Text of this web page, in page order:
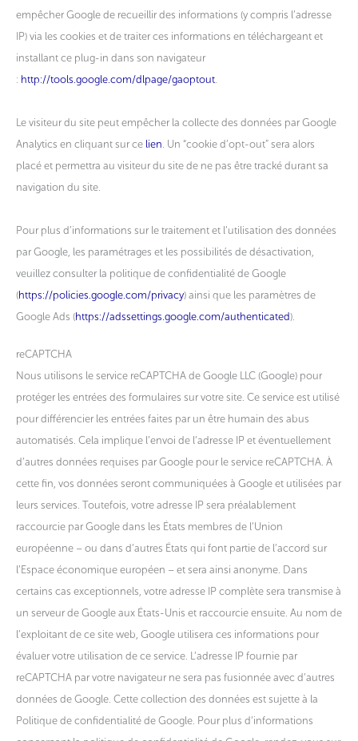
empêcher Google de recueillir des informations (y compris l’adresse
IP) via les cookies et de traiter ces informations en téléchargeant et
installant ce plug-in dans son navigateur
: http://tools.google.com/dlpage/gaoptout
Le visiteur du site peut empêcher la collecte des données par Google
Analytics en cliquant sur ce lien . Un “cookie d’opt-out” sera alors
placé et permettra au visiteur du site de ne pas être tracké durant sa
navigation du site.
Pour plus d’informations sur le traitement et l’utilisation des données
par Google, les paramétrages et les possibilités de désactivation,
veuillez consulter la politique de confidentialité de Google
(https://policies.google.com/privacy) ainsi que les paramètres de
Google Ads (https://adssettings.google.com/authenticated).
reCAPTCHA
Nous utilisons le service reCAPTCHA de Google LLC (Google) pour
protéger les entrées des formulaires sur votre site. Ce service est utilisé
pour différencier les entrées faites par un être humain des abus
automatisés. Cela implique l’envoi de l’adresse IP et éventuellement
d’autres données requises par Google pour le service reCAPTCHA. À
cette fin, vos données seront communiquées à Google et utilisées par
leurs services. Toutefois, votre adresse IP sera préalablement
raccourcie par Google dans les États membres de l’Union
européenne – ou dans d’autres États qui font partie de l’accord sur
l’Espace économique européen – et sera ainsi anonyme. Dans
certains cas exceptionnels, votre adresse IP complète sera transmise à
un serveur de Google aux États-Unis et raccourcie ensuite. Au nom de
l’exploitant de ce site web, Google utilisera ces informations pour
évaluer votre utilisation de ce service. L’adresse IP fournie par
reCAPTCHA par votre navigateur ne sera pas fusionnée avec d’autres
données de Google. Cette collection des données est sujette à la
Politique de confidentialité de Google. Pour plus d’informations